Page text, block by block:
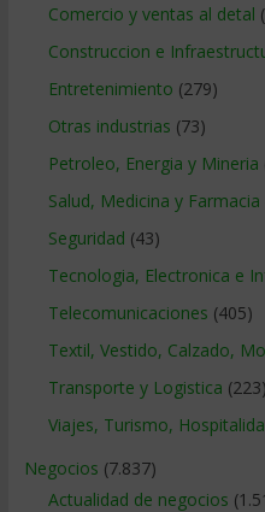
Comercio y ventas al detal
Construccion e
Entretenimiento (279)
Otras industrias (73)
Petroleo, Energia y Mineria
Salud, Medicina y Farmacia
Seguridad (43)
Tecnologia, Electronica e
Telecomunicaciones (405)
Textil, Vestido, Calzado,
Transporte y Logistica (223)
Viajes, Turismo,
Negocios (7.837)
Actualidad de negocios